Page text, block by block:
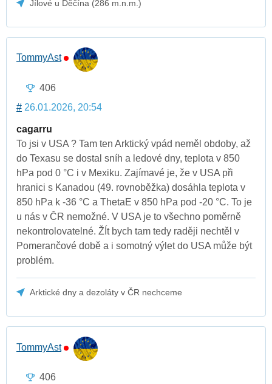
Jílové u Děčína (286 m.n.m.)
TommyAst
406
# 26.01.2026, 20:54
cagarru
To jsi v USA ? Tam ten Arktický vpád neměl obdoby, až
do Texasu se dostal sníh a ledové dny, teplota v 850
hPa pod 0 °C i v Mexiku. Zajímavé je, že v USA při
hranici s Kanadou (49. rovnoběžka) dosáhla teplota v
850 hPa k -36 °C a ThetaE v 850 hPa pod -20 °C. To je
u nás v ČR nemožné. V USA je to všechno poměrně
nekontrolovatelné. ŽÍt bych tam tedy raději nechtěl v
Pomerančové době a i somotný výlet do USA může být
problém.
Arktické dny a dezoláty v ČR nechceme
TommyAst
406